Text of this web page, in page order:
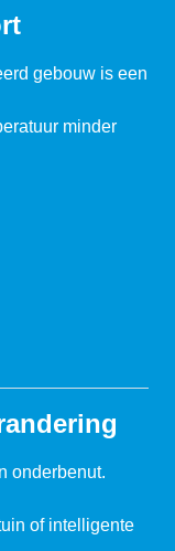
gebouw is een
minder
onderbenut.
of intelligente